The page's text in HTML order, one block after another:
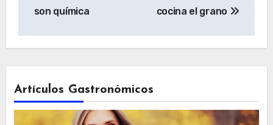
entradas
son química
cocina el grano
Artículos Gastronómicos